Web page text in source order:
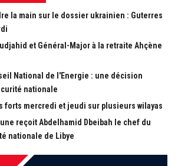
la main sur le dossier ukrainien : Guterres
et Général-Major à la retraite Ahçène
National de l'Energie : une décision
nationale
forts mercredi et jeudi sur plusieurs wilayas
reçoit Abdelhamid Dbeibah le chef du
nationale de Libye